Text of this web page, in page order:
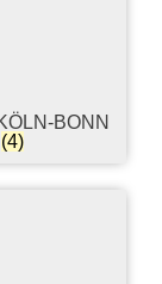
BONN
(4)